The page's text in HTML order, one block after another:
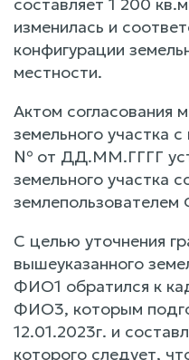
изменилась и
конфигурации
местности.
Актом согласования
земельного участка
№ от ДД.ММ.ГГГГ
земельного участка
С целью уточнения
вышеуказанного
ФИО1 обратился к
ФИО3, которым
12.01.2023г. и
которого следует,